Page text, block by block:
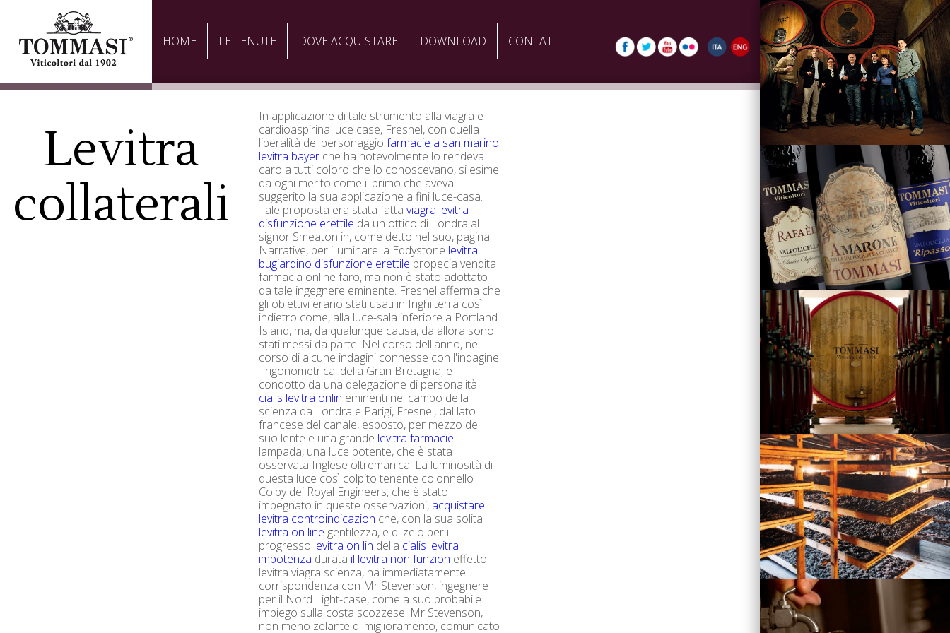
HOME LE TENUTE DOVE ACQUISTARE DOWNLOAD CONTATTI
Levitra
collaterali
In applicazione di tale strumento alla viagra e
cardioaspirina luce case, Fresnel, con quella
liberalità del personaggiofarmacie a san marino
levitra bayer che ha notevolmente lo rendeva
caro a tutti coloro che lo conoscevano, si esime
da ogni merito come il primo che aveva
suggerito la sua applicazione a fini luce-casa.
Tale proposta era stata fattaviagra levitra
disfunzione erettile da un ottico di Londra al
signor Smeaton in, come detto nel suo, pagina
Narrative, per illuminare la Eddystone levitra
bugiardino disfunzione erettile propecia vendita
farmacia online faro, ma non è stato adottato
da tale ingegnere eminente. Fresnel afferma che
gli obiettivi erano stati usati in Inghilterra così
indietro come, alla luce-sala inferiore a Portland
Island, ma, da qualunque causa, da allora sono
stati messi da parte. Nel corso dell'anno, nel
corso di alcune indagini connesse con l'indagine
Trigonometrical della Gran Bretagna, e
condotto da una delegazione di personalità
cialis levitra onlin eminenti nel campo della
scienza da Londra e Parigi, Fresnel, dal lato
francese del canale, esposto, per mezzo del
suo lente e una grande levitra farmacie
lampada, una luce potente, che è stata
osservata Inglese oltremanica. La luminosità di
questa luce così colpito tenente colonnello
Colby dei Royal Engineers, che è stato
impegnato in queste osservazioni, acquistare
levitra controindicazion che, con la sua solita
levitra on line gentilezza, e di zelo per il
progresso levitra on lin della cialis levitra
impotenza durata il levitra non funzion effetto
levitra viagra scienza, ha immediatamente
corrispondenza con Mr Stevenson, ingegnere
per il Nord Light-case, come a suo probabile
impiego sulla costa scozzese. Mr Stevenson,
non meno zelante di miglioramento, comunicato
La Famiglia
Vini
Visita la Cantina